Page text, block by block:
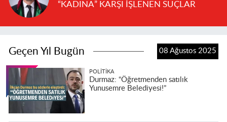
“KADINA” KARŞI İŞLENEN SUÇLAR
Geçen Yıl Bugün 08 Ağustos 2025
POLITIKA
Durmaz: “Öğretmenden satılık
Yunusemre Belediyesi!”